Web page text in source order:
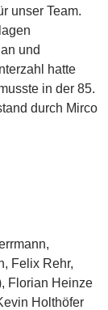
unser Team.
und
hatte
in der 85.
durch Mirco
Felix Rehr,
Florian Heinze
Holthöfer